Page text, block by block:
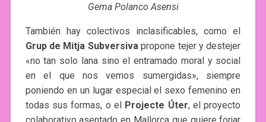
Gema Polanco Asensi
También hay colectivos inclasificables, como el
Grup de Mitja Subversiva ​ propone tejer y destejer
«no tan solo lana sino el entramado moral y social
en el que nos vemos sumergidas», siempre
poniendo en un lugar especial el sexo femenino en
todas sus formas, o el Projecte Úter, el proyecto
colaborativo asentado en Mallorca que quiere forjar